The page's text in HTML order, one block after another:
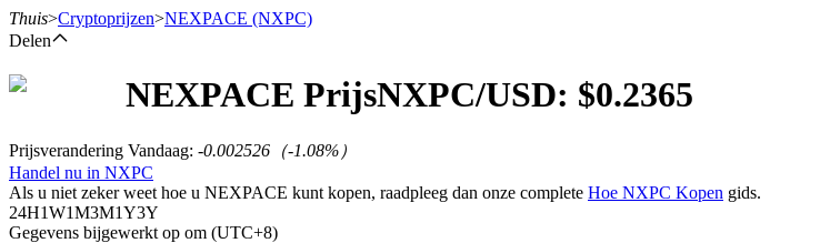
Termijncontracten
Thuis>Cryptoprijzen>NEXPACE (NXPC)
Delen
NEXPACE PrijsNXPC/USD: $0.2365
Prijsverandering Vandaag: -0.002526 （-1.08%）
Handel nu in NXPC
Als u niet zeker weet hoe u NEXPACE kunt kopen, raadpleeg dan onze complete Hoe NXPC Kopen gids.
24H1W1M3M1Y3Y
Gegevens bijgewerkt op om (UTC+8)